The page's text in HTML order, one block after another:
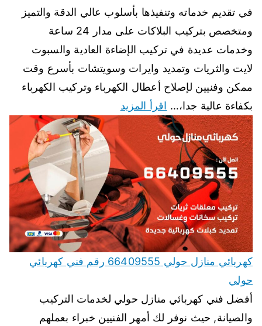
في تقديم خدماته وتنفيذها بأسلوب عالي الدقة والتميز
ومتخصص بتركيب البلاكات على مدار 24 ساعة
وخدمات عديدة في تركيب الإضاءة العادية والسبوت
لايت والثريات وتمديد وايرات وسويتشات بأسرع وقت
ممكن وفنيين لإصلاح أعطال الكهرباء وتركيب الكهرباء
بكفاءة عالية جدا،… اقرأ المزيد
كهربائي منازل حولي 66409555 رقم فني كهربائي
حولي
أفضل فني كهربائي منازل حولي لخدمات التركيب
والصيانة, حيث نوفر لك أمهر الفنيين خبراء بعملهم